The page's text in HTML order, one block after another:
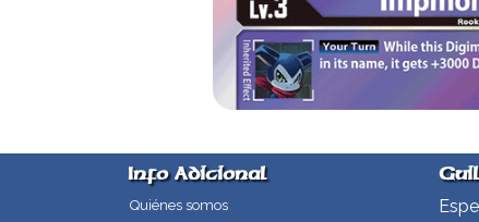
Info Adicional
Quiénes somos